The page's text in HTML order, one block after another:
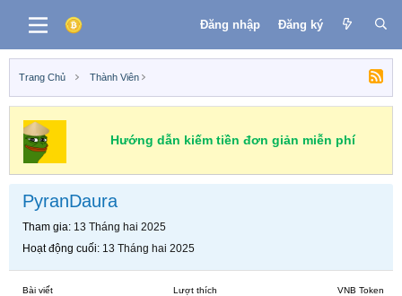
Đăng nhập Đăng ký
Trang Chủ Thành Viên
Hướng dẫn kiếm tiền đơn giản miễn phí
PyranDaura
Tham gia 13 Tháng hai 2025
Hoạt động cuối 13 Tháng hai 2025
Bài viết Lượt thích VNB Token